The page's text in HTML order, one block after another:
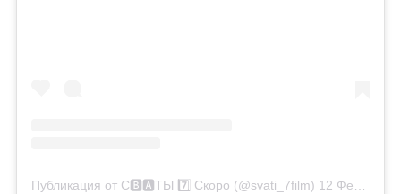
Публикация от С🅱️🅰️ТЫ 7️⃣ Скоро (@svati_7film) 12 Фев 2020 в 2:44 PST